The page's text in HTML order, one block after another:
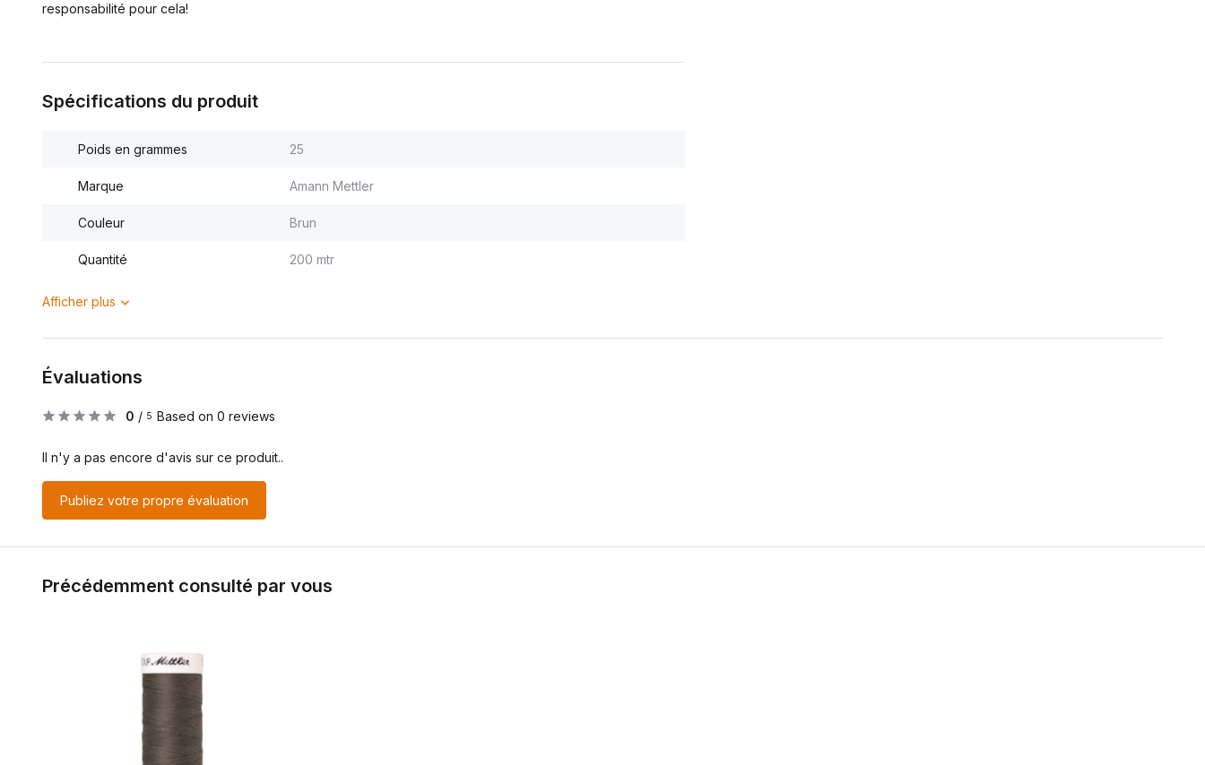
responsabilité pour cela!
Spécifications du produit
Poids en grammes 25
Marque Amann Mettler
Couleur Brun
Quantité 200 mtr
Afficher plus
Évaluations
0 / 5 Based on 0 reviews
Il n'y a pas encore d'avis sur ce produit..
Publiez votre propre évaluation
Précédemment consulté par vous